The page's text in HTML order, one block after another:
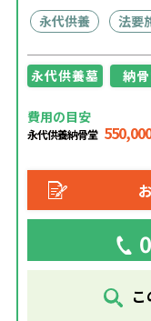
永代供養
法要
永代供養墓 納
費用の目安
永代供養納骨堂 550,000